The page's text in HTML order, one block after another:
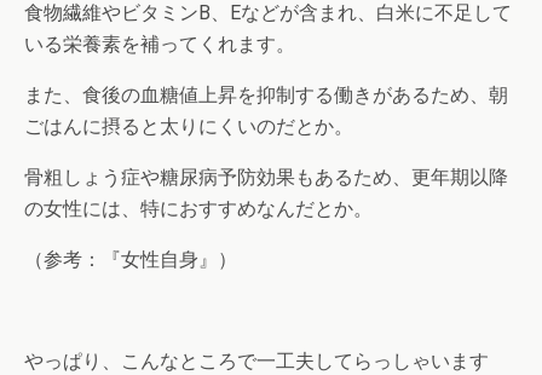
食物繊維やビタミンB、Eなどが含まれ、白米に不足して
いる栄養素を補ってくれます。
また、食後の血糖値上昇を抑制する働きがあるため、朝
ごはんに摂ると太りにくいのだとか。
骨粗しょう症や糖尿病予防効果もあるため、更年期以降
の女性には、特におすすめなんだとか。
（参考：『女性自身』）
やっぱり、こんなところで一工夫してらっしゃいます